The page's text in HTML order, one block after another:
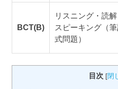
BCT(B)
リスニング・読解
スピーキング（
式問題）
目次 [閉